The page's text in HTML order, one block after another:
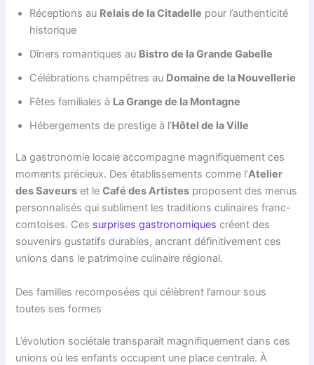
Réceptions au Relais de la Citadelle pour l’authenticité
historique
Dîners romantiques au Bistro de la Grande Gabelle
Célébrations champêtres au Domaine de la Nouvellerie
Fêtes familiales à La Grange de la Montagne
Hébergements de prestige à l’Hôtel de la Ville
La gastronomie locale accompagne magnifiquement ces
moments précieux. Des établissements comme l’Atelier
des Saveurs et leCafé des Artistes proposent des menus
personnalisés qui subliment les traditions culinaires franc-
comtoises. Ces surprises gastronomiques créent des
souvenirs gustatifs durables, ancrant définitivement ces
unions dans le patrimoine culinaire régional.
Des familles recomposées qui célèbrent l’amour sous
toutes ses formes
L’évolution sociétale transparaît magnifiquement dans ces
unions où les enfants occupent une place centrale. À